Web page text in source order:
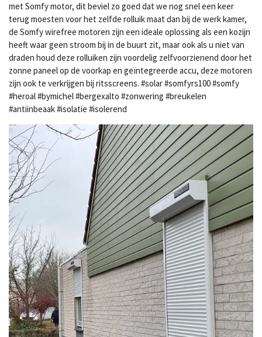
met Somfy motor, dit beviel zo goed dat we nog snel een keer
terug moesten voor het zelfde rolluik maat dan bij de werk kamer,
de Somfy wirefree motoren zijn een ideale oplossing als een kozijn
heeft waar geen stroom bij in de buurt zit, maar ook als u niet van
draden houd deze rolluiken zijn voordelig zelfvoorzienend door het
zonne paneel op de voorkap en geïntegreerde accu, deze motoren
zijn ook te verkrijgen bij ritsscreens. #solar #somfyrs100 #somfy
#heroal #bymichel #bergexalto #zonwering #breukelen
#antiinbeaak #isolatie #isolerend